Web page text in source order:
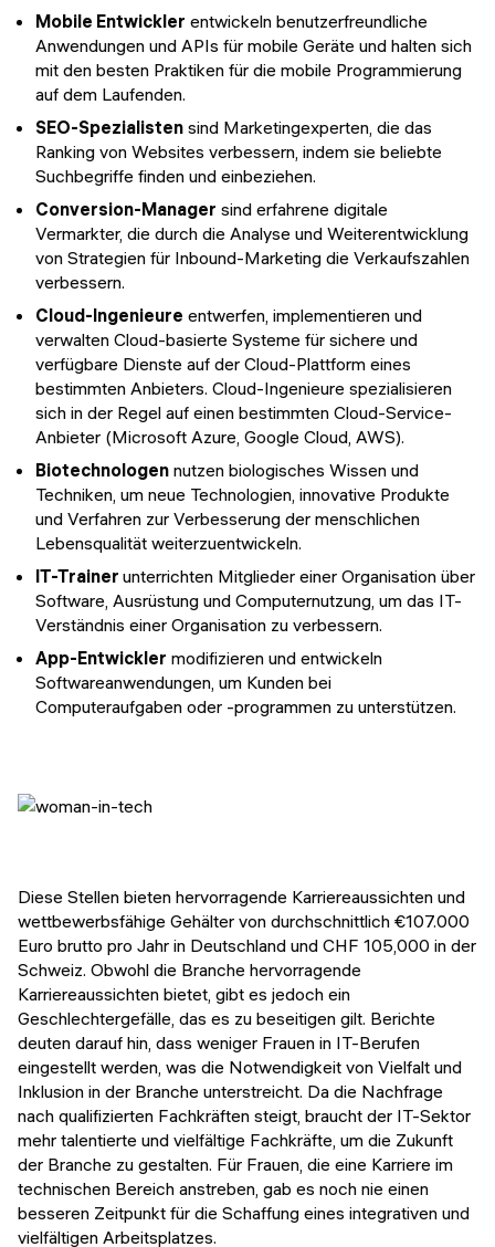
Mobile Entwickler entwickeln benutzerfreundliche
Anwendungen und APIs für mobile Geräte und halten sich
mit den besten Praktiken für die mobile Programmierung
auf dem Laufenden.
SEO-Spezialisten sind Marketingexperten, die das
Ranking von Websites verbessern, indem sie beliebte
Suchbegriffe finden und einbeziehen.
Conversion-Manager sind erfahrene digitale
Vermarkter, die durch die Analyse und Weiterentwicklung
von Strategien für Inbound-Marketing die Verkaufszahlen
verbessern.
Cloud-Ingenieure entwerfen, implementieren und
verwalten Cloud-basierte Systeme für sichere und
verfügbare Dienste auf der Cloud-Plattform eines
bestimmten Anbieters. Cloud-Ingenieure spezialisieren
sich in der Regel auf einen bestimmten Cloud-Service-
Anbieter (Microsoft Azure, Google Cloud, AWS).
Biotechnologen nutzen biologisches Wissen und
Techniken, um neue Technologien, innovative Produkte
und Verfahren zur Verbesserung der menschlichen
Lebensqualität weiterzuentwickeln.
IT-Trainer unterrichten Mitglieder einer Organisation über
Software, Ausrüstung und Computernutzung, um das IT-
Verständnis einer Organisation zu verbessern.
App-Entwickler modifizieren und entwickeln
Softwareanwendungen, um Kunden bei
Computeraufgaben oder -programmen zu unterstützen.
Diese Stellen bieten hervorragende Karriereaussichten und
wettbewerbsfähige Gehälter von durchschnittlich €107.000
Euro brutto pro Jahr in Deutschland und CHF 105,000 in der
Schweiz. Obwohl die Branche hervorragende
Karriereaussichten bietet, gibt es jedoch ein
Geschlechtergefälle, das es zu beseitigen gilt. Berichte
deuten darauf hin, dass weniger Frauen in IT-Berufen
eingestellt werden, was die Notwendigkeit von Vielfalt und
Inklusion in der Branche unterstreicht. Da die Nachfrage
nach qualifizierten Fachkräften steigt, braucht der IT-Sektor
mehr talentierte und vielfältige Fachkräfte, um die Zukunft
der Branche zu gestalten. Für Frauen, die eine Karriere im
technischen Bereich anstreben, gab es noch nie einen
besseren Zeitpunkt für die Schaffung eines integrativen und
vielfältigen Arbeitsplatzes.